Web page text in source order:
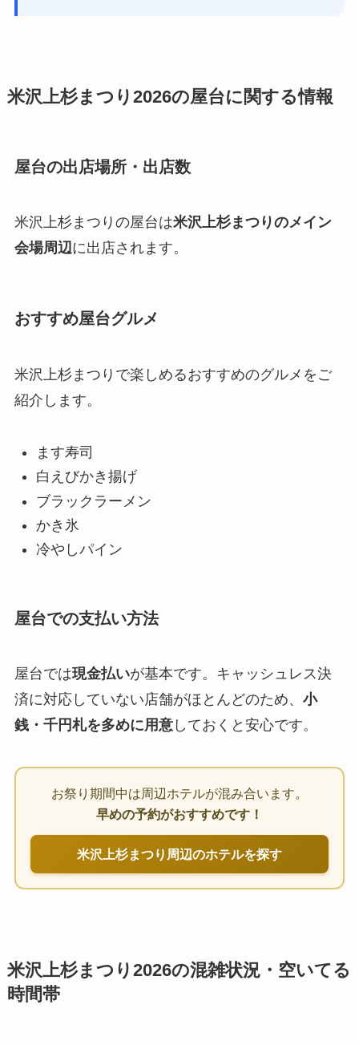
米沢上杉まつり2026の屋台に関する情報
屋台の出店場所・出店数
米沢上杉まつりの屋台は米沢上杉まつりのメイン
会場周辺に出店されます。
おすすめ屋台グルメ
米沢上杉まつりで楽しめるおすすめのグルメをご
紹介します。
ます寿司
白えびかき揚げ
ブラックラーメン
かき氷
冷やしパイン
屋台での支払い方法
屋台では現金払いが基本です。キャッシュレス決
済に対応していない店舗がほとんどのため、 小
銭・千円札を多めに用意しておくと安心です。
お祭り期間中は周辺ホテルが混み合います。
早めの予約がおすすめです！
米沢上杉まつり周辺のホテルを探す
米沢上杉まつり2026の混雑状況・空いてる
時間帯